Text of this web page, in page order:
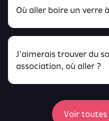
Retrouve toutes ces
Où aller boire un verre
retrouver ici
J'aimerais trouver du
association, où aller ?
Voir toutes